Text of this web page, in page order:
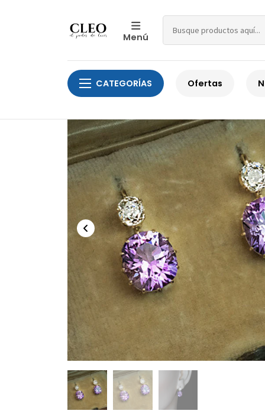
Menú
CATEGORÍAS Ofertas
Cobre con chapa de oro